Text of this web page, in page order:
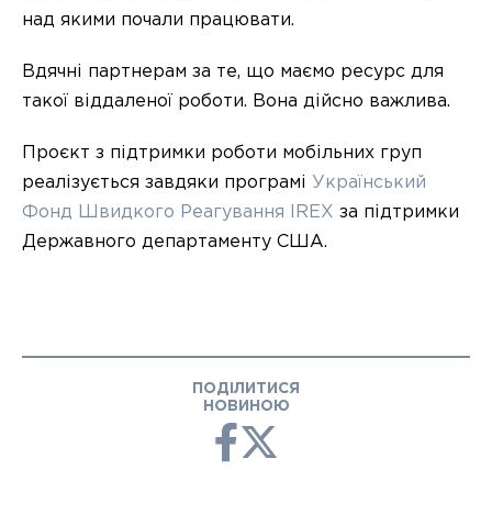
над якими почали працювати.
Вдячні партнерам за те, що маємо ресурс для
такої віддаленої роботи. Вона дійсно важлива.
Проєкт з підтримки роботи мобільних груп
реалізується завдяки програмі Український
Фонд Швидкого Реагування IREX за підтримки
Державного департаменту США.
ПОДІЛИТИСЯ
НОВИНОЮ